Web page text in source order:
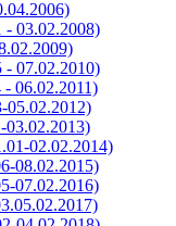
- 03.02.2008)
- 07.02.2010)
06.02.2011)
05.02.2012)
03.02.2013)
02.02.2014)
08.02.2015)
07.02.2016)